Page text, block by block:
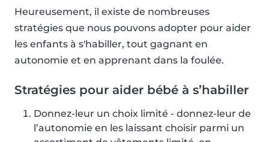
Heureusement, il existe de nombreuses
stratégies que nous pouvons adopter pour aider
les enfants à s'habiller, tout gagnant en
autonomie et en apprenant dans la foulée.
Stratégies pour aider bébé à s’habiller
Donnez-leur un choix limité - donnez-leur de
l’autonomie en les laissant choisir parmi un